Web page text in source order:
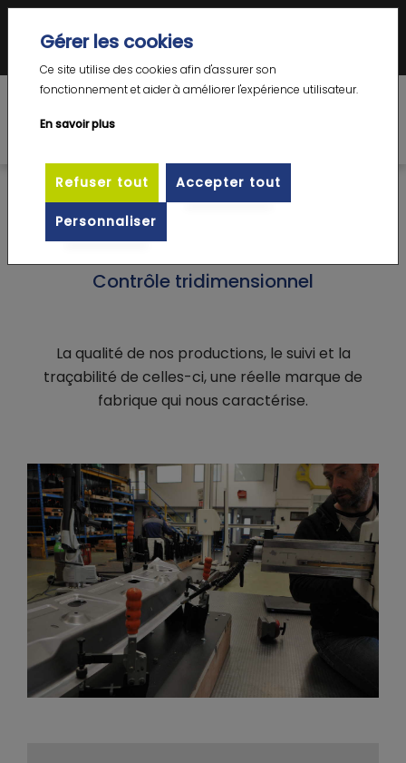
petite série
Homepage > Métiers > Contrôle tridimensionnel
Contrôle tridimensionnel
La qualité de nos productions, le suivi et la
traçabilité de celles-ci, une réelle marque de
fabrique qui nous caractérise.
Gérer les cookies
Ce site utilise des cookies afin d'assurer son
fonctionnement et aider à améliorer l'expérience utilisateur.
En savoir plus
Refuser tout Accepter tout
Personnaliser